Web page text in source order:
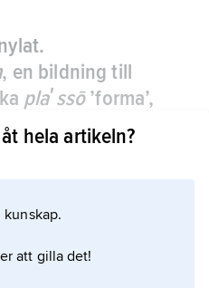
, en bildning till
plaʹssō’forma’,
på
vävnadsfaktor.
artikeln
hela artikeln?
att gilla det!